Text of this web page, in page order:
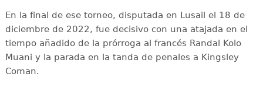
En la final de ese torneo, disputada en Lusail el 18 de
diciembre de 2022, fue decisivo con una atajada en el
tiempo añadido de la prórroga al francés Randal Kolo
Muani y la parada en la tanda de penales a Kingsley
Coman.